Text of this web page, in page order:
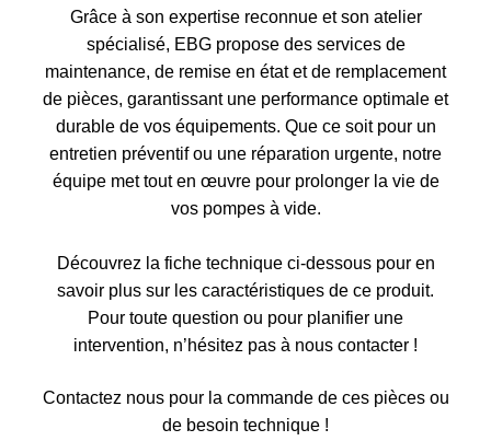
Grâce à son expertise reconnue et son atelier
spécialisé, EBG propose des services de
maintenance, de remise en état et de remplacement
de pièces, garantissant une performance optimale et
durable de vos équipements. Que ce soit pour un
entretien préventif ou une réparation urgente, notre
équipe met tout en œuvre pour prolonger la vie de
vos pompes à vide.
Découvrez la fiche technique ci-dessous pour en
savoir plus sur les caractéristiques de ce produit.
Pour toute question ou pour planifier une
intervention, n’hésitez pas à nous contacter !
Contactez nous pour la commande de ces pièces ou
de besoin technique !